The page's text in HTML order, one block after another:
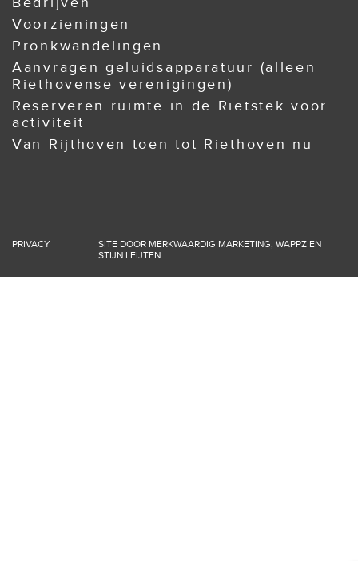
Voorzieningen
Pronkwandelingen
Aanvragen geluidsapparatuur (alleen
Riethovense verenigingen)
Reserveren ruimte in de Rietstek voor
activiteit
Van Rijthoven toen tot Riethoven nu
PRIVACY SITE DOOR MERKWAARDIG MARKETING WAPPZ EN
STIJN LEIJTEN